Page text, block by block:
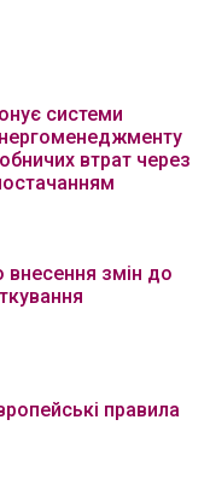
системи
втрат через
змін до
правила